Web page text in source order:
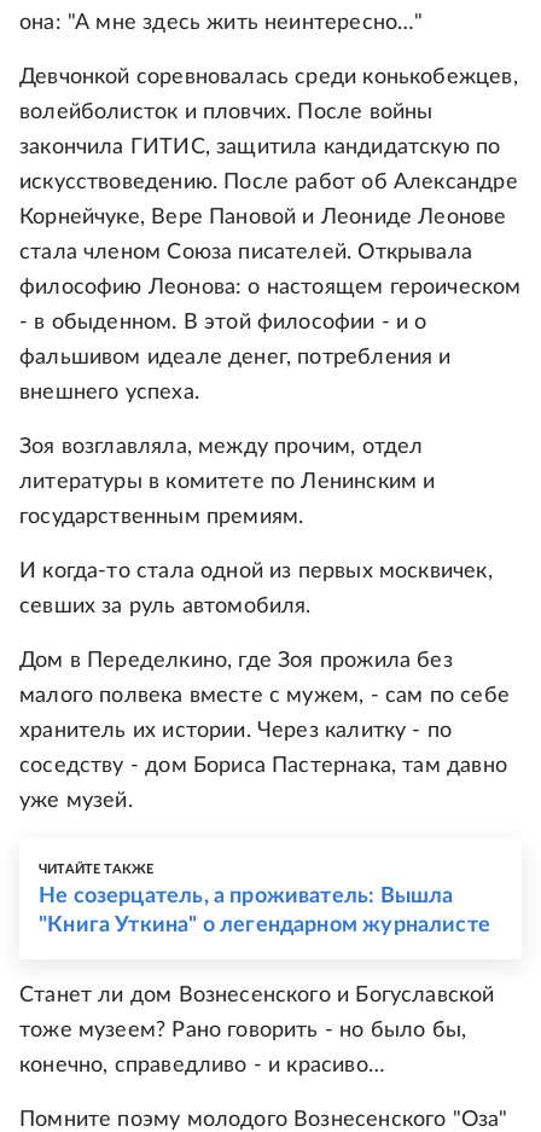
она: "А мне здесь жить неинтересно…"
Девчонкой соревновалась среди конькобежцев,
волейболисток и пловчих. После войны
закончила ГИТИС, защитила кандидатскую по
искусствоведению. После работ об Александре
Корнейчуке, Вере Пановой и Леониде Леонове
стала членом Союза писателей. Открывала
философию Леонова: о настоящем героическом
- в обыденном. В этой философии - и о
фальшивом идеале денег, потребления и
внешнего успеха.
Зоя возглавляла, между прочим, отдел
литературы в комитете по Ленинским и
государственным премиям.
И когда-то стала одной из первых москвичек,
севших за руль автомобиля.
Дом в Переделкино, где Зоя прожила без
малого полвека вместе с мужем, - сам по себе
хранитель их истории. Через калитку - по
соседству - дом Бориса Пастернака, там давно
уже музей.
ЧИТАЙТЕ ТАКЖЕ
Не созерцатель, а проживатель: Вышла
"Книга Уткина" о легендарном журналисте
Станет ли дом Вознесенского и Богуславской
тоже музеем? Рано говорить - но было бы,
конечно, справедливо - и красиво…
Помните поэму молодого Вознесенского "Оза"